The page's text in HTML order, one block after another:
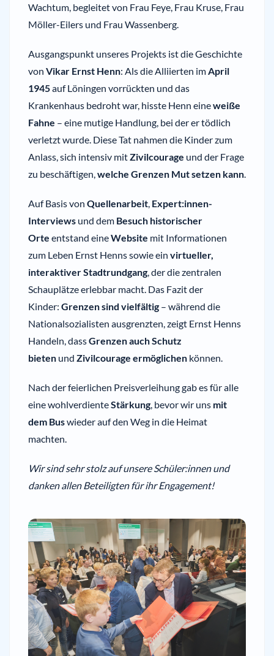
Wachtum, begleitet von Frau Feye, Frau Kruse, Frau
Möller-Eilers und Frau Wassenberg.
Ausgangspunkt unseres Projekts ist die Geschichte
von Vikar Ernst Henn: Als die Alliierten im April
1945auf Löningen vorrückten und das
Krankenhaus bedroht war, hisste Henn eineweiße
Fahne – eine mutige Handlung, bei der er tödlich
verletzt wurde. Diese Tat nahmen die Kinder zum
Anlass, sich intensiv mitZivilcourage und der Frage
zu beschäftigen, welche Grenzen Mut setzen kann
Auf Basis von Quellenarbeit Expert:innen-
Interviews und dem Besuch historischer
Orte entstand eineWebsite mit Informationen
zum Leben Ernst Henns sowie ein virtueller,
interaktiver Stadtrundgang , der die zentralen
Schauplätze erlebbar macht. Das Fazit der
Kinder: Grenzen sind vielfältig – während die
Nationalsozialisten ausgrenzten, zeigt Ernst Henns
Handeln, dassGrenzen auch Schutz
bieten und Zivilcourage ermöglichen können.
Nach der feierlichen Preisverleihung gab es für alle
eine wohlverdienteStärkung , bevor wir uns mit
dem Buswieder auf den Weg in die Heimat
machten.
Wir sind sehr stolz auf unsere Schüler:innen und
danken allen Beteiligten für ihr Engagement!